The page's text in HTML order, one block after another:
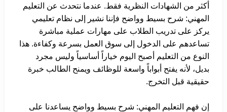
أكثر من الشهادات النظرية فقط. عندما نتحدث عن التعليم
المهني: شرح بسيط وواضح فإننا نشير إلى نظام تعليمي
يركز على تدريب الطلاب على مهارات عملية مباشرة
تساعدهم على الدخول إلى سوق العمل بسرعة وكفاءة. هذا
النوع من التعليم أصبح اليوم خياراً أساسياً وليس مجرد
بديل، لأنه يفتح أبواباً واسعة للوظائف ويمنح الطالب خبرة
حقيقية قبل التخرج.
إن فهم التعليم المهني: شرح بسيط وواضح يساعدنا على